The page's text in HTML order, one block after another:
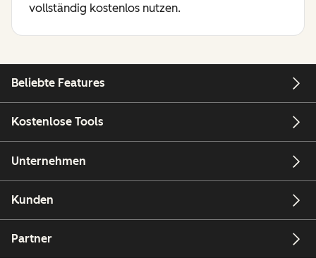
vollständig kostenlos nutzen.
Beliebte Features
Kostenlose Tools
Unternehmen
Kunden
Partner